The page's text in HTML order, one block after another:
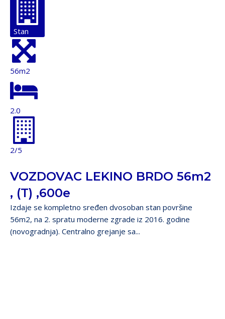
Stan
56m2
2.0
2/5
VOZDOVAC LEKINO BRDO 56m2
, (T) ,600e
Izdaje se kompletno sređen dvosoban stan površine
56m2, na 2. spratu moderne zgrade iz 2016. godine
(novogradnja). Centralno grejanje sa...